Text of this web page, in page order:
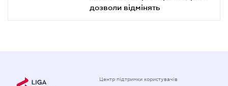
дозволи відмінять
Центр підтримки користувачів